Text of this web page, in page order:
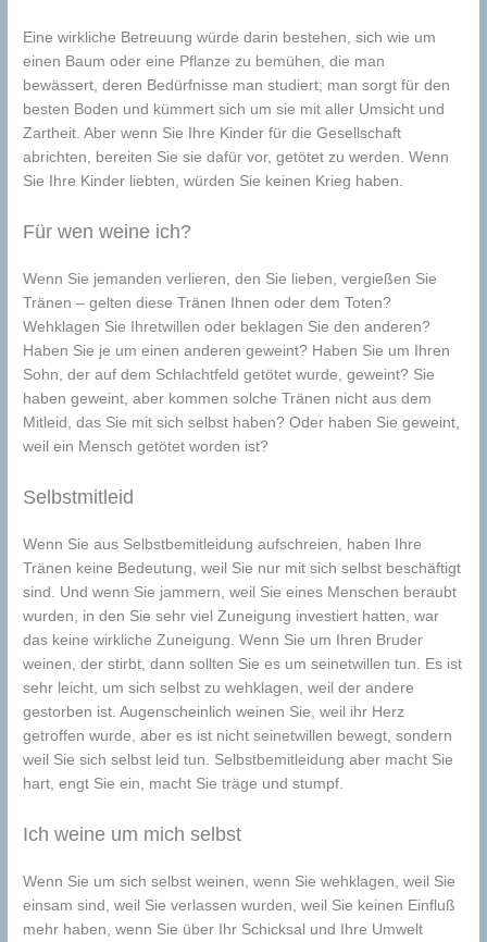
Eine wirkliche Betreuung würde darin bestehen, sich wie um
einen Baum oder eine Pflanze zu bemühen, die man
bewässert, deren Bedürfnisse man studiert; man sorgt für den
besten Boden und kümmert sich um sie mit aller Umsicht und
Zartheit. Aber wenn Sie Ihre Kinder für die Gesellschaft
abrichten, bereiten Sie sie dafür vor, getötet zu werden. Wenn
Sie Ihre Kinder liebten, würden Sie keinen Krieg haben.
Für wen weine ich?
Wenn Sie jemanden verlieren, den Sie lieben, vergießen Sie
Tränen – gelten diese Tränen Ihnen oder dem Toten?
Wehklagen Sie Ihretwillen oder beklagen Sie den anderen?
Haben Sie je um einen anderen geweint? Haben Sie um Ihren
Sohn, der auf dem Schlachtfeld getötet wurde, geweint? Sie
haben geweint, aber kommen solche Tränen nicht aus dem
Mitleid, das Sie mit sich selbst haben? Oder haben Sie geweint,
weil ein Mensch getötet worden ist?
Selbstmitleid
Wenn Sie aus Selbstbemitleidung aufschreien, haben Ihre
Tränen keine Bedeutung, weil Sie nur mit sich selbst beschäftigt
sind. Und wenn Sie jammern, weil Sie eines Menschen beraubt
wurden, in den Sie sehr viel Zuneigung investiert hatten, war
das keine wirkliche Zuneigung. Wenn Sie um Ihren Bruder
weinen, der stirbt, dann sollten Sie es um seinetwillen tun. Es ist
sehr leicht, um sich selbst zu wehklagen, weil der andere
gestorben ist. Augenscheinlich weinen Sie, weil ihr Herz
getroffen wurde, aber es ist nicht seinetwillen bewegt, sondern
weil Sie sich selbst leid tun. Selbstbemitleidung aber macht Sie
hart, engt Sie ein, macht Sie träge und stumpf.
Ich weine um mich selbst
Wenn Sie um sich selbst weinen, wenn Sie wehklagen, weil Sie
einsam sind, weil Sie verlassen wurden, weil Sie keinen Einfluß
mehr haben, wenn Sie über Ihr Schicksal und Ihre Umwelt